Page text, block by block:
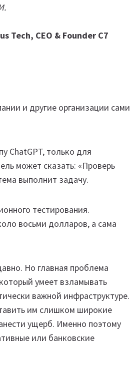
Tech, CEO & Founder C7
и другие организации сами
ChatGPT, только для
может сказать: «Проверь
выполнит задачу.
тестирования.
восьми долларов, а сама
Но главная проблема
умеет взламывать
важной инфраструктуре.
им слишком широкие
ущерб. Именно поэтому
или банковские